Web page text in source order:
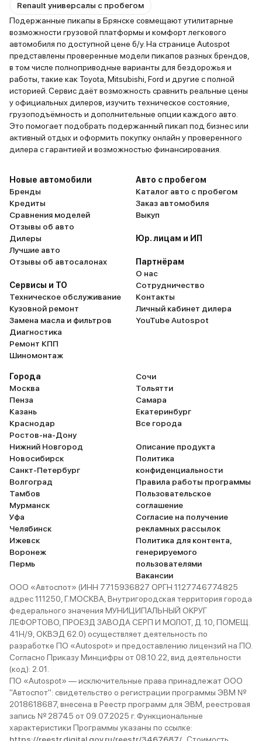
Renault универсалы с пробегом
Подержанные пикапы в Брянске совмещают утилитарные
возможности грузовой платформы и комфорт легкового
автомобиля по доступной цене б/у. На странице Autospot
представлены проверенные модели пикапов разных брендов,
в том числе полноприводные варианты для бездорожья и
работы, такие как Toyota, Mitsubishi, Ford и другие с полной
историей. Сервис даёт возможность сравнить реальные цены
у официальных дилеров, изучить техническое состояние,
грузоподъёмность и дополнительные опции каждого авто.
Это помогает подобрать подержанный пикап под бизнес или
активный отдых и оформить покупку онлайн у проверенного
дилера с гарантией и возможностью финансирования.
Новые автомобили
Бренды
Кредиты
Сравнения моделей
Отзывы об авто
Дилеры
Лучшие авто
Отзывы об автосалонах
Сервисы и ТО
Техническое обслуживание
Кузовной ремонт
Замена масла и фильтров
Диагностика
Ремонт КПП
Шиномонтаж
Авто с пробегом
Каталог авто с пробегом
Заказ автомобиля
Выкуп
Юр. лицам и ИП
Партнёрам
О нас
Сотрудничество
Контакты
Личный кабинет дилера
YouTube Autospot
Города
Москва
Пенза
Казань
Краснодар
Ростов-на-Дону
Нижний Новгород
Новосибирск
Санкт-Петербург
Волгоград
Тамбов
Мурманск
Уфа
Челябинск
Ижевск
Воронеж
Пермь
Сочи
Тольятти
Самара
Екатеринбург
Все города
Описание продукта
Политика
конфиденциальности
Правила работы программы
Пользовательское
соглашение
Согласие на получение
рекламных рассылок
Политика для контента,
генерируемого
пользователями
Вакансии
ООО «Автоспот» (ИНН 7715936827 ОРГН 1127746774825
адрес 111250, Г.МОСКВА, Внутригородская территория города
федерального значения МУНИЦИПАЛЬНЫЙ ОКРУГ
ЛЕФОРТОВО, ПРОЕЗД ЗАВОДА СЕРП И МОЛОТ, Д. 10, ПОМЕЩ.
41Н/9, ОКВЭД 62.0) осуществляет деятельность по
разработке ПО «Autospot» и предоставлению лицензий на ПО.
Согласно Приказу Минцифры от 08.10.22, вид деятельности
(код): 2.01.
ПО «Autospot» — исключительные права принадлежат ООО
"Автоспот": свидетельство о регистрации программы ЭВМ №
2018618687, внесена в Реестр программ для ЭВМ, реестровая
запись № 28745 от 09.07.2025 г. Функциональные
характеристики Программы указаны по ссылке: